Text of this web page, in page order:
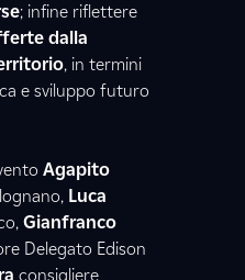
; infine riflettere
dalla
, in termini
e sviluppo futuro
Agapito
Luca
Gianfranco
Delegato Edison
consigliere